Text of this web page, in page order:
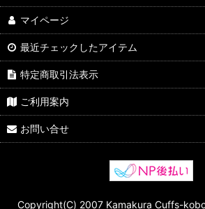
マイページ
最近チェックしたアイテム
特定商取引法表示
ご利用案内
お問い合せ
Copyright(C) 2007 Kamakura Cuffs-